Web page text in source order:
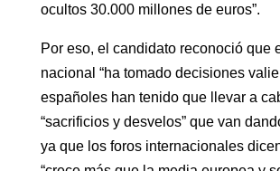
ocultos 30.000 millones de euros”.
Por eso, el candidato reconoció que
nacional “ha tomado decisiones
españoles han tenido que llevar a
“sacrificios y desvelos” que van
ya que los foros internacionales